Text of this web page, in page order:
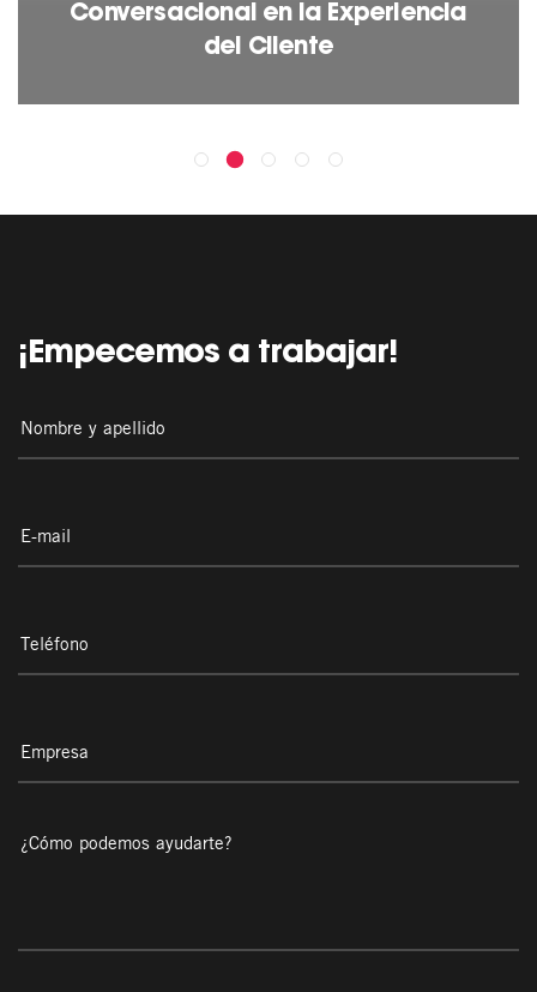
Conversacional en la Experiencia
del Cliente
¡Empecemos a trabajar!